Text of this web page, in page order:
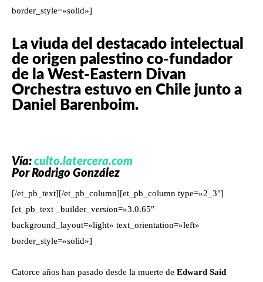
border_style=»solid»]
La viuda del destacado intelectual
de origen palestino co-fundador
de la West-Eastern Divan
Orchestra estuvo en Chile junto a
Daniel Barenboim.
Vía: culto.latercera.com
Por Rodrigo González
[/et_pb_text][/et_pb_column][et_pb_column type=»2_3″]
[et_pb_text _builder_version=»3.0.65″
background_layout=»light» text_orientation=»left»
border_style=»solid»]
Catorce años han pasado desde la muerte de Edward Said